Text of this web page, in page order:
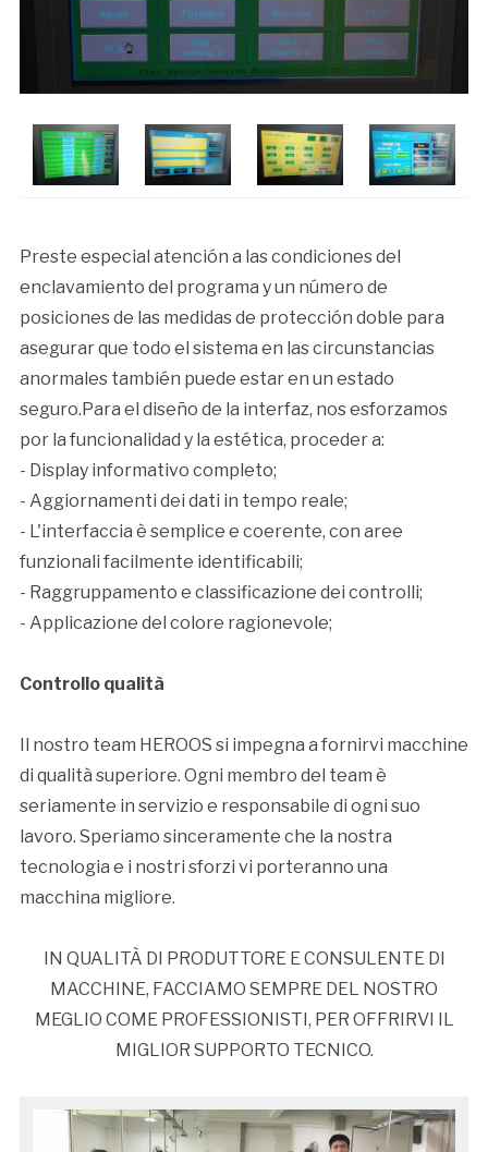
Preste especial atención a las condiciones del
enclavamiento del programa y un número de
posiciones de las medidas de protección doble para
asegurar que todo el sistema en las circunstancias
anormales también puede estar en un estado
seguro.Para el diseño de la interfaz, nos esforzamos
por la funcionalidad y la estética, proceder a:
- Display informativo completo;
- Aggiornamenti dei dati in tempo reale;
- L'interfaccia è semplice e coerente, con aree
funzionali facilmente identificabili;
- Raggruppamento e classificazione dei controlli;
- Applicazione del colore ragionevole;
Controllo qualità
Il nostro team HEROOS si impegna a fornirvi macchine
di qualità superiore. Ogni membro del team è
seriamente in servizio e responsabile di ogni suo
lavoro. Speriamo sinceramente che la nostra
tecnologia e i nostri sforzi vi porteranno una
macchina migliore.
IN QUALITÀ DI PRODUTTORE E CONSULENTE DI
MACCHINE, FACCIAMO SEMPRE DEL NOSTRO
MEGLIO COME PROFESSIONISTI, PER OFFRIRVI IL
MIGLIOR SUPPORTO TECNICO.